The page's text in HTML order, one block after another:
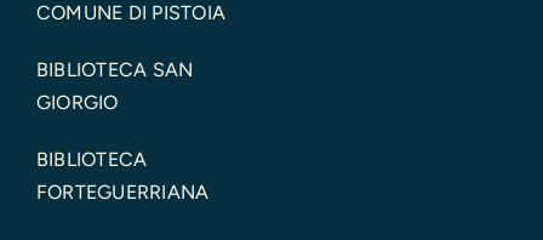
COMUNE DI PISTOIA
BIBLIOTECA SAN
GIORGIO
BIBLIOTECA
FORTEGUERRIANA